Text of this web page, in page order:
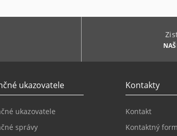
ukazovatele
ukazovatele
správy
Kontakty
Kontakt
Kontaktný